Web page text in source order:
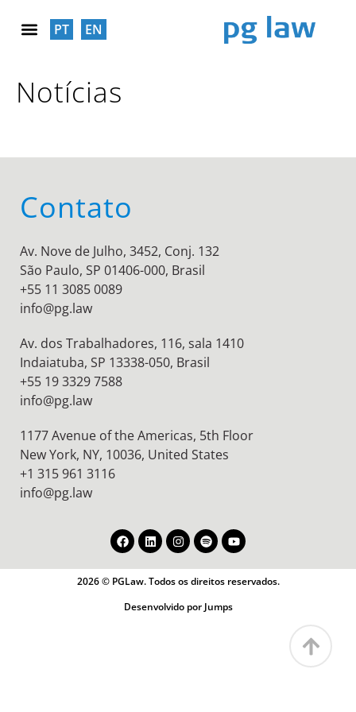
PT EN
Notícias
Contato
Av. Nove de Julho, 3452, Conj. 132
São Paulo, SP 01406-000, Brasil
+55 11 3085 0089
info@pg.law
Av. dos Trabalhadores, 116, sala 1410
Indaiatuba, SP 13338-050, Brasil
+55 19 3329 7588
info@pg.law
1177 Avenue of the Americas, 5th Floor
New York, NY, 10036, United States
+1 315 961 3116
info@pg.law
2026 © PGLaw. Todos os direitos reservados.
Desenvolvido por Jumps